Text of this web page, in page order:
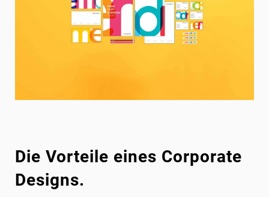
Die Vorteile eines Corporate
Designs.